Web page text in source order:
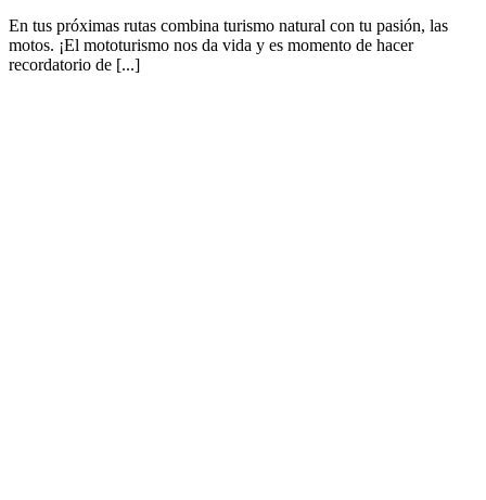
En tus próximas rutas combina turismo natural con tu pasión, las
motos. ¡El mototurismo nos da vida y es momento de hacer
recordatorio de [...]